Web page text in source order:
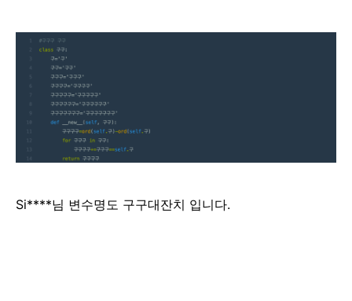
Si****님 변수명도 구구대잔치 입니다.